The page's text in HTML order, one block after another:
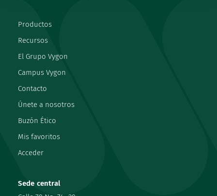
Sede central
Productos
Recursos
El Grupo Vygon
Campus Vygon
Contacto
Únete a nosotros
Buzón Ético
Mis favoritos
Acceder